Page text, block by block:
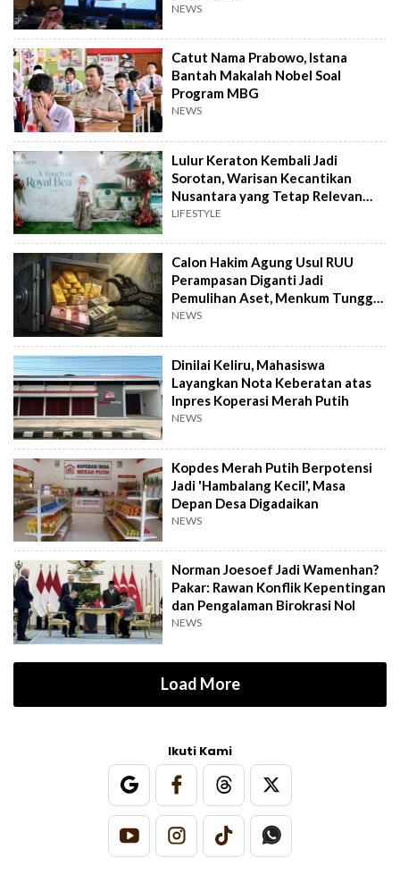
NEWS
Catut Nama Prabowo, Istana
Bantah Makalah Nobel Soal
Program MBG
NEWS
Lulur Keraton Kembali Jadi
Sorotan, Warisan Kecantikan
Nusantara yang Tetap Relevan
hingga Kini
LIFESTYLE
Calon Hakim Agung Usul RUU
Perampasan Diganti Jadi
Pemulihan Aset, Menkum Tunggu
Langkah DPR
NEWS
Dinilai Keliru, Mahasiswa
Layangkan Nota Keberatan atas
Inpres Koperasi Merah Putih
NEWS
Kopdes Merah Putih Berpotensi
Jadi 'Hambalang Kecil', Masa
Depan Desa Digadaikan
NEWS
Norman Joesoef Jadi Wamenhan?
Pakar: Rawan Konflik Kepentingan
dan Pengalaman Birokrasi Nol
NEWS
Load More
Ikuti Kami